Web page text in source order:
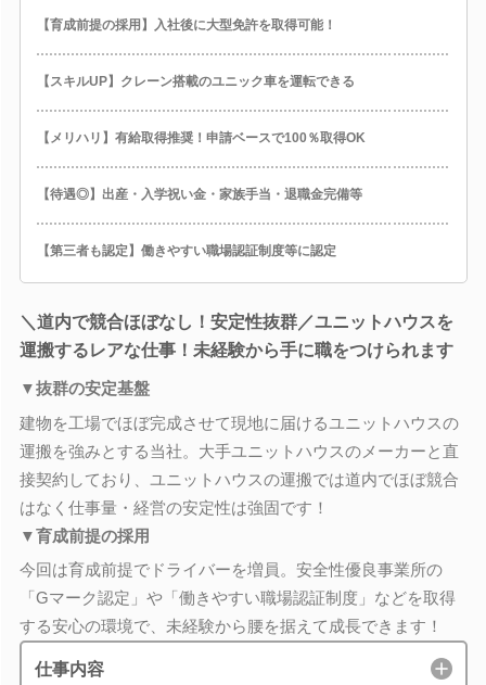
【育成前提の採用】入社後に大型免許を取得可能！
【スキルUP】クレーン搭載のユニック車を運転できる
【メリハリ】有給取得推奨！申請ベースで100％取得OK
【待遇◎】出産・入学祝い金・家族手当・退職金完備等
【第三者も認定】働きやすい職場認証制度等に認定
＼道内で競合ほぼなし！安定性抜群／ユニットハウスを
運搬するレアな仕事！未経験から手に職をつけられます
▼抜群の安定基盤
建物を工場でほぼ完成させて現地に届けるユニットハウスの
運搬を強みとする当社。大手ユニットハウスのメーカーと直
接契約しており、ユニットハウスの運搬では道内でほぼ競合
はなく仕事量・経営の安定性は強固です！
▼育成前提の採用
今回は育成前提でドライバーを増員。安全性優良事業所の
「Gマーク認定」や「働きやすい職場認証制度」などを取得
する安心の環境で、未経験から腰を据えて成長できます！
仕事内容